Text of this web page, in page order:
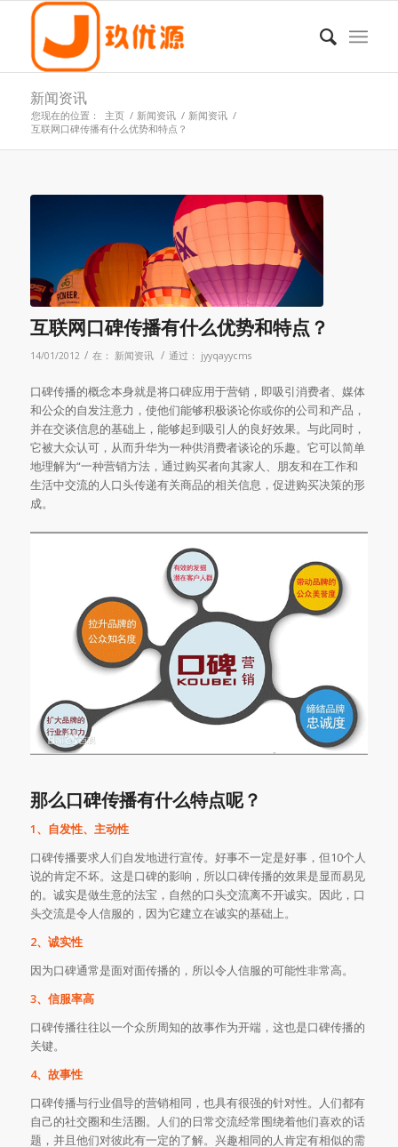
新闻资讯
您现在的位置： 主页 / 新闻资讯 / 新闻资讯 /
互联网口碑传播有什么优势和特点？
互联网口碑传播有什么优势和特点？
14/01/2012 / 在： 新闻资讯 / 通过： jyyqayycms
口碑传播的概念本身就是将口碑应用于营销，即吸引消费者、媒体
和公众的自发注意力，使他们能够积极谈论你或你的公司和产品，
并在交谈信息的基础上，能够起到吸引人的良好效果。与此同时，
它被大众认可，从而升华为一种供消费者谈论的乐趣。它可以简单
地理解为“一种营销方法，通过购买者向其家人、朋友和在工作和
生活中交流的人口头传递有关商品的相关信息，促进购买决策的形
成。
那么口碑传播有什么特点呢？
1、自发性、主动性
口碑传播要求人们自发地进行宣传。好事不一定是好事，但10个人
说的肯定不坏。这是口碑的影响，所以口碑传播的效果是显而易见
的。诚实是做生意的法宝，自然的口头交流离不开诚实。因此，口
头交流是令人信服的，因为它建立在诚实的基础上。
2、诚实性
因为口碑通常是面对面传播的，所以令人信服的可能性非常高。
3、信服率高
口碑传播往往以一个众所周知的故事作为开端，这也是口碑传播的
关键。
4、故事性
口碑传播与行业倡导的营销相同，也具有很强的针对性。人们都有
自己的社交圈和生活圈。人们的日常交流经常围绕着他们喜欢的话
题，并且他们对彼此有一定的了解。兴趣相同的人肯定有相似的需